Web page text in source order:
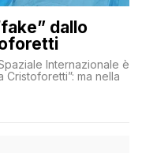
dallo
Internazionale è
ma nella